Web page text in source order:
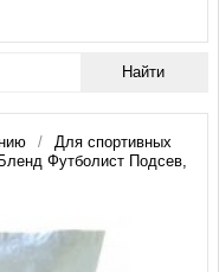
Для спортивных
Бленд Футболист Подсев,